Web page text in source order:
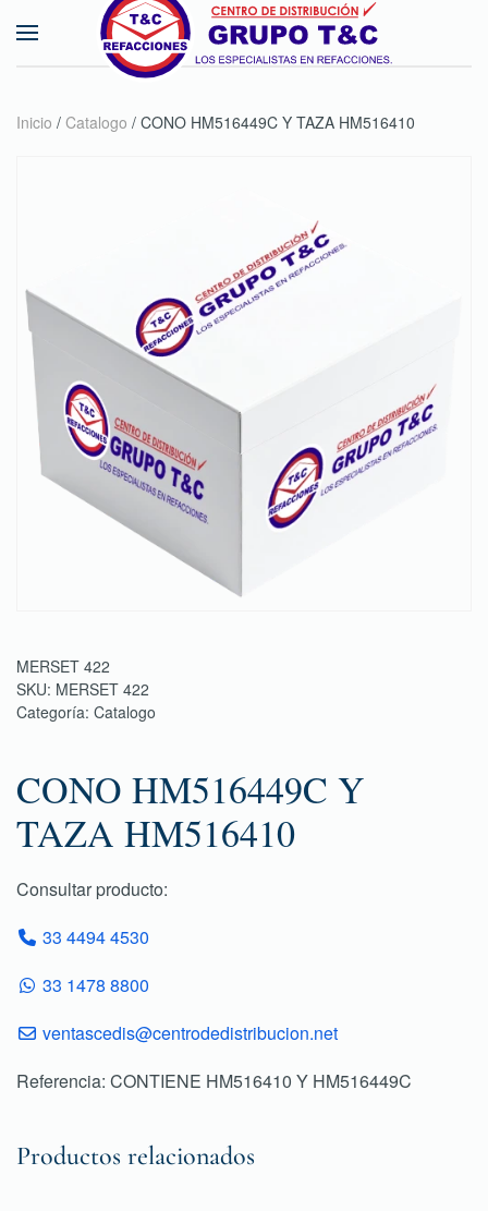
Skip to main content
Inicio / Catalogo / CONO HM516449C Y TAZA HM516410
MERSET 422
SKU: MERSET 422
Categoría: Catalogo
CONO HM516449C Y
TAZA HM516410
Consultar producto:
33 4494 4530
33 1478 8800
ventascedis@centrodedistribucion.net
Referencia: CONTIENE HM516410 Y HM516449C
Productos relacionados